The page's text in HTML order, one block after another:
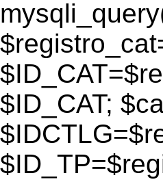
$ID_CAT;